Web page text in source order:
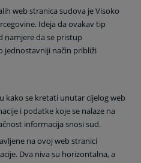
web stranica sudova je Visoko
Ideja da ovakav tip
namjere da se pristup
jednostavniji način približi
kako se kretati unutar cijelog web
i podatke koje se nalaze na
informacija snosi sud.
na ovoj web stranici
Dva niva su horizontalna, a